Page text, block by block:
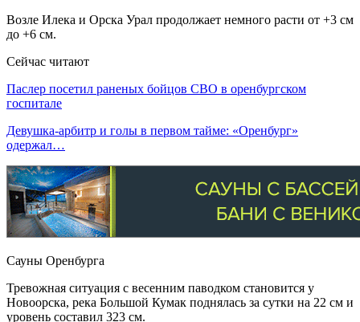
Возле Илека и Орска Урал продолжает немного расти от +3 см
до +6 см.
Сейчас читают
Паслер посетил раненых бойцов СВО в оренбургском
госпитале
Девушка-арбитр и голы в первом тайме: «Оренбург»
одержал…
Сауны Оренбурга
Тревожная ситуация с весенним паводком становится у
Новоорска, река Большой Кумак поднялась за сутки на 22 см и
уровень составил 323 см.